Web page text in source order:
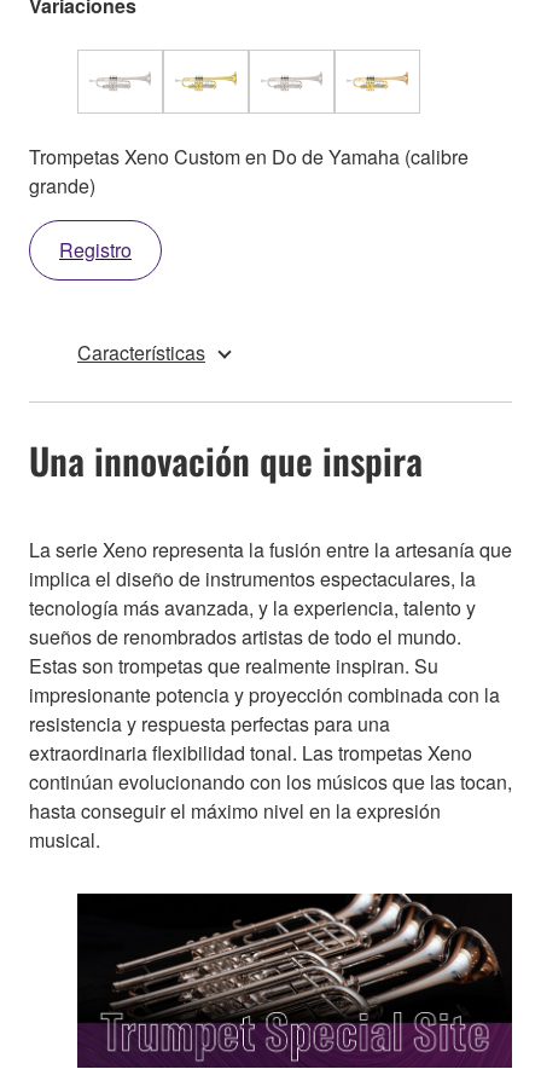
Trompetas Xeno Custom en Do de Yamaha (calibre
grande)
Registro
Características
Una innovación que inspira
La serie Xeno representa la fusión entre la artesanía que
implica el diseño de instrumentos espectaculares, la
tecnología más avanzada, y la experiencia, talento y
sueños de renombrados artistas de todo el mundo.
Estas son trompetas que realmente inspiran. Su
impresionante potencia y proyección combinada con la
resistencia y respuesta perfectas para una
extraordinaria flexibilidad tonal. Las trompetas Xeno
continúan evolucionando con los músicos que las tocan,
hasta conseguir el máximo nivel en la expresión
musical.